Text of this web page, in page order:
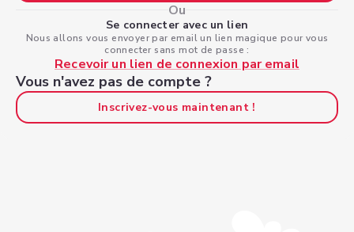
Ou
Se connecter avec un lien
Nous allons vous envoyer par email un lien magique pour vous
connecter sans mot de passe :
Recevoir un lien de connexion par email
Vous n'avez pas de compte ?
Inscrivez-vous maintenant !